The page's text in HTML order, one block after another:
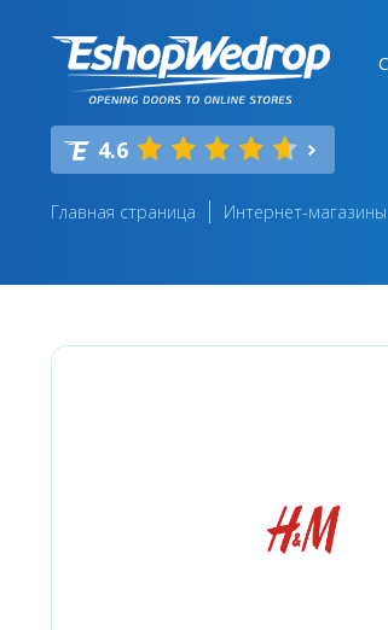
4.6
Главная страница Интернет-магазины